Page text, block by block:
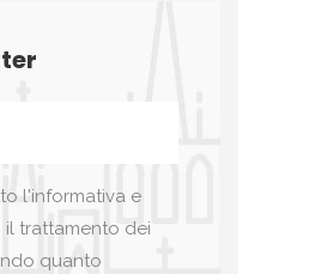
l'informativa e
il trattamento dei
quanto